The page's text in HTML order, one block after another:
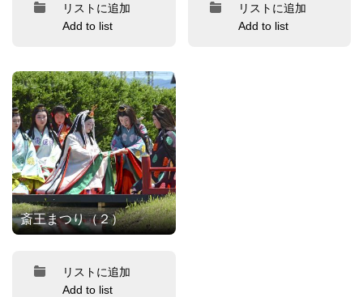
リストに追加
Add to list
リストに追加
Add to list
斎王まつり（２）
リストに追加
Add to list